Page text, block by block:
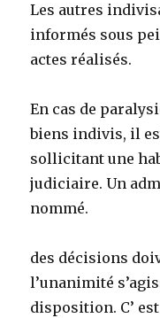
Les autres
informés sous
actes réalisés.
En cas de
biens indivis, il
sollicitant une
judiciaire. Un
nommé.
des décisions
l’unanimité
disposition. C’